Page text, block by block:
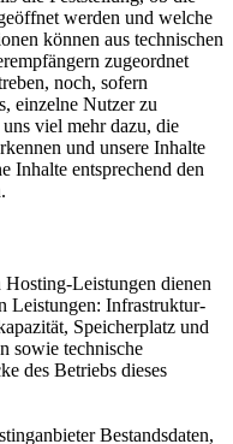
werden und welche
können aus technischen
zugeordnet
noch, sofern
einzelne Nutzer zu
viel mehr dazu, die
und unsere Inhalte
Inhalte entsprechend den
Leistungen dienen
Leistungen: Infrastruktur-
Speicherplatz und
sowie technische
des Betriebs dieses
Bestandsdaten,